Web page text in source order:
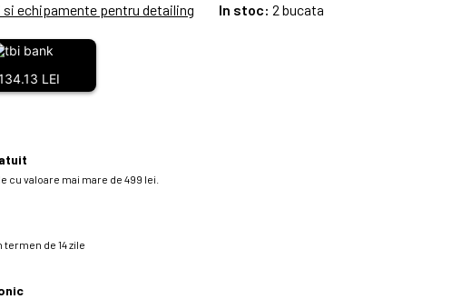
echipamente pentru detailing In stoc: 2 bucata
LEI
cu valoare mai mare de 499 lei.
de 14 zile